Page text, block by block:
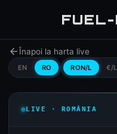
FUEL-
arrow_backÎnapoi la harta live
EN RO RON/L €/L
LIVE · ROMÂNIA